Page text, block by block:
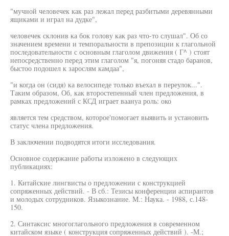
"мучной человечек как раз лежал перед разбитыми деревянными
ящиками и играл на дудке",
человечек склонив ка бок голову как раз что-то слушал". Об со
значением времени и темпоральности в препозиции к глагольной
последовательности с основным глаголом движения ( Г^ ) стоят
непосредственно перед этим глаголом "я, погоняя стадо баранов,
быстоо подошел к зарослям камдаа",
"и когда он (сидя) ка велосипеде только въехал в переулок...".
Таким образом, Об, как второстепенный член предложения, в
рамках предложений с КСД играет ваануа роль: око
является тем средством, которое'помогает выявить и установить
статус члена предложения.
В заключении подводятся итоги исследования.
Основное содержание работы изложено в следующих
публикациях:
1. Китайские лингвисты о предложении с конструкцией
сопряженных действий. - В сб.: Тезисы конференции аспирантов
и молодых сотрудников. Языкознание. М.: Наука. - 1988, с.148-
150.
2. Синтаксис многоглагольного предложения в современном
китайском языке ( конструкция сопряженных действий ). -М.;